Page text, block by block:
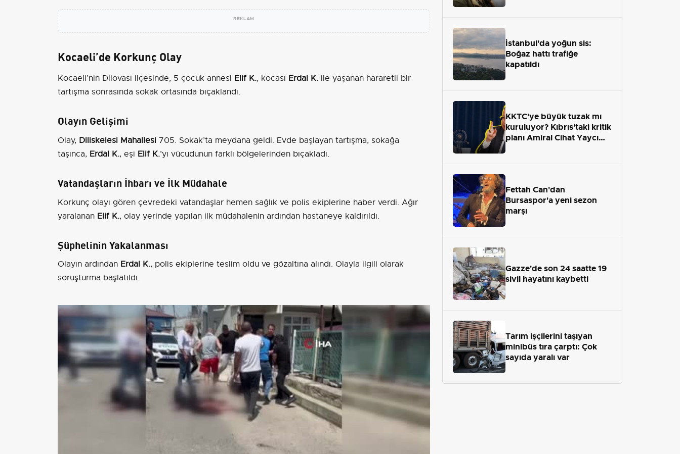
REKLAM
Kocaeli’de Korkunç Olay
Kocaeli’nin Dilovası ilçesinde, 5 çocuk annesi Elif K., kocası Erdal K. ile yaşanan hararetli bir
tartışma sonrasında sokak ortasında bıçaklandı.
Olayın Gelişimi
Olay, Diliskelesi Mahallesi 705. Sokak’ta meydana geldi. Evde başlayan tartışma, sokağa
taşınca, Erdal K., eşi Elif K.’yı vücudunun farklı bölgelerinden bıçakladı.
Vatandaşların İhbarı ve İlk Müdahale
Korkunç olayı gören çevredeki vatandaşlar hemen sağlık ve polis ekiplerine haber verdi. Ağır
yaralanan Elif K., olay yerinde yapılan ilk müdahalenin ardından hastaneye kaldırıldı.
Şüphelinin Yakalanması
Olayın ardından Erdal K., polis ekiplerine teslim oldu ve gözaltına alındı. Olayla ilgili olarak
soruşturma başlatıldı.
İstanbul'da yoğun sis:
Boğaz hattı trafiğe
kapatıldı
KKTC'ye büyük tuzak mı
kuruluyor? Kıbrıs'taki kritik
planı Amiral Cihat Yaycı
Fettah Can'dan
Bursaspor'a yeni sezon
marşı
Gazze'de son 24 saatte 19
sivil hayatını kaybetti
Tarım işçilerini taşıyan
minibüs tıra çarptı: Çok
sayıda yaralı var